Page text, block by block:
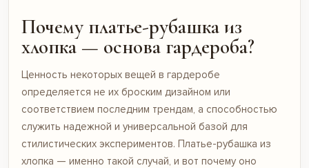
Почему платье-рубашка из
хлопка — основа гардероба?
Ценность некоторых вещей в гардеробе
определяется не их броским дизайном или
соответствием последним трендам, а способностью
служить надежной и универсальной базой для
стилистических экспериментов. Платье-рубашка из
хлопка — именно такой случай, и вот почему оно